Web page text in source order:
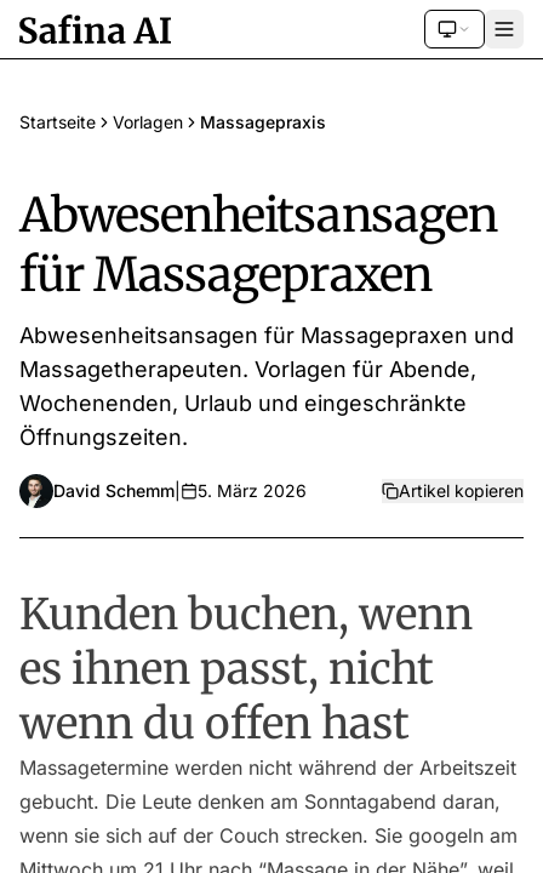
Startseite Vorlagen Massagepraxis
Abwesenheitsansagen
für Massagepraxen
Abwesenheitsansagen für Massagepraxen und
Massagetherapeuten. Vorlagen für Abende,
Wochenenden, Urlaub und eingeschränkte
Öffnungszeiten.
David Schemm 5. März 2026 Artikel kopieren
Kunden buchen, wenn
es ihnen passt, nicht
wenn du offen hast
Massagetermine werden nicht während der Arbeitszeit
gebucht. Die Leute denken am Sonntagabend daran,
wenn sie sich auf der Couch strecken. Sie googeln am